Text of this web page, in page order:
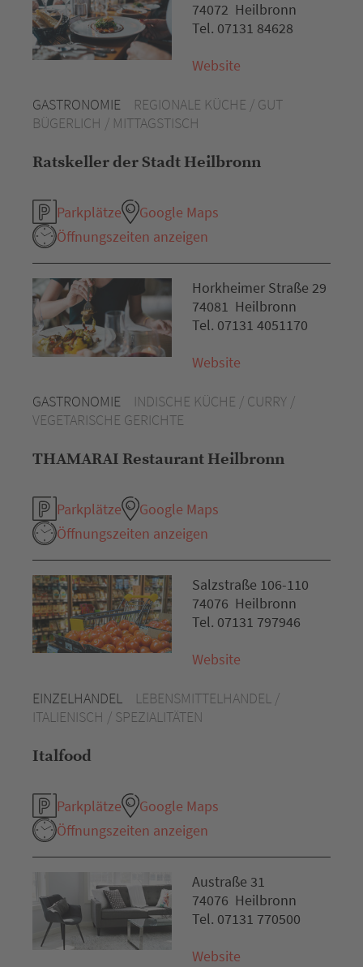
GASTRONOMIE
REGIONALE KÜCHE / GUT
BÜGERLICH / MITTAGSTISCH
Ratskeller der Stadt Heilbronn
Parkplätze
Google Maps
Öffnungszeiten anzeigen
74072 Heilbronn
Tel. 07131 84628
Website
GASTRONOMIE
INDISCHE KÜCHE / CURRY /
VEGETARISCHE GERICHTE
THAMARAI Restaurant Heilbronn
Parkplätze
Google Maps
Öffnungszeiten anzeigen
Horkheimer Straße 29
74081 Heilbronn
Tel. 07131 4051170
Website
EINZELHANDEL
LEBENSMITTELHANDEL /
ITALIENISCH / SPEZIALITÄTEN
Italfood
Parkplätze
Google Maps
Öffnungszeiten anzeigen
Salzstraße 106-110
74076 Heilbronn
Tel. 07131 797946
Website
Austraße 31
74076 Heilbronn
Tel. 07131 770500
Website